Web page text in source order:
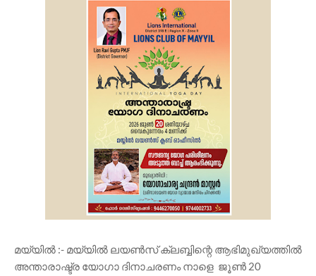
മയ്യിൽ :- മയ്യിൽ ലയൺസ് ക്ലബ്ബിന്റെ ആഭിമുഖ്യത്തിൽ
അന്താരാഷ്ട്ര യോഗാ ദിനാചരണം നാളെ ജൂൺ 20